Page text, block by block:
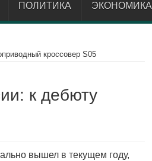
ПОЛИТИКА ЭКОНОМИКА
кроссовер S05
к дебюту
вышел в текущем году,